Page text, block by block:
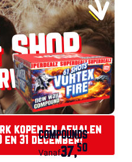
kopen en afhalen
31 december!
COMPOUNDS
Vanaf37,50